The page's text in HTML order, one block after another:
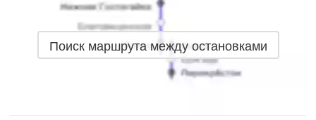
Поиск маршрута между остановками